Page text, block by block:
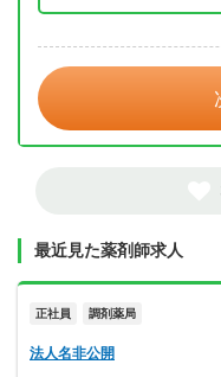
最近見た薬剤師求人
正社員 調剤薬局
法人名非公開